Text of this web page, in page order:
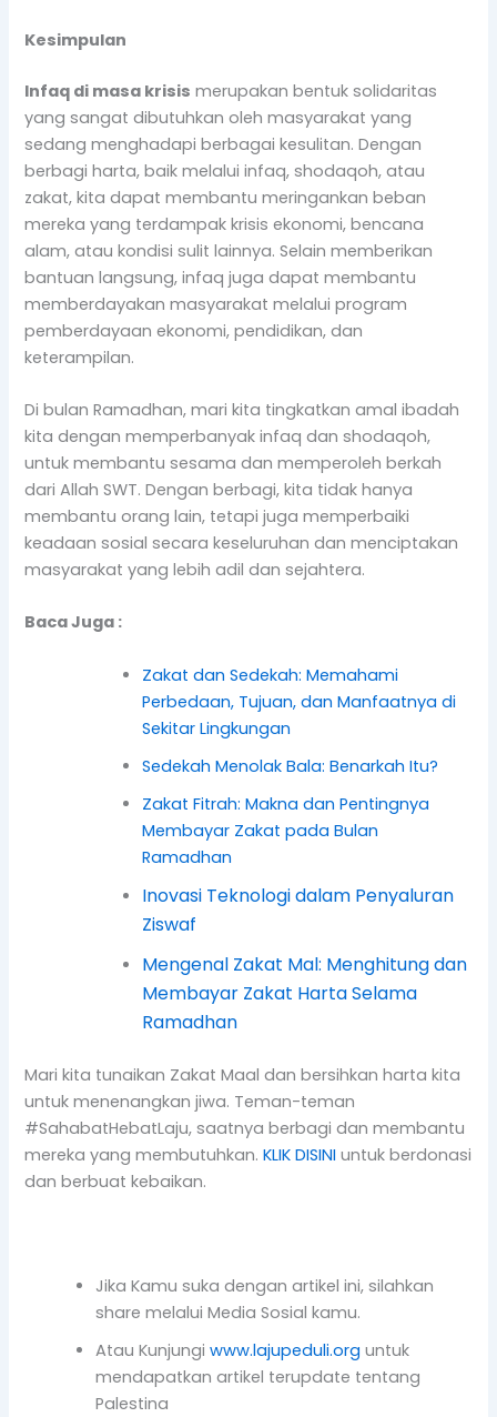
Kesimpulan
Infaq di masa krisis merupakan bentuk solidaritas
yang sangat dibutuhkan oleh masyarakat yang
sedang menghadapi berbagai kesulitan. Dengan
berbagi harta, baik melalui infaq, shodaqoh, atau
zakat, kita dapat membantu meringankan beban
mereka yang terdampak krisis ekonomi, bencana
alam, atau kondisi sulit lainnya. Selain memberikan
bantuan langsung, infaq juga dapat membantu
memberdayakan masyarakat melalui program
pemberdayaan ekonomi, pendidikan, dan
keterampilan.
Di bulan Ramadhan, mari kita tingkatkan amal ibadah
kita dengan memperbanyak infaq dan shodaqoh,
untuk membantu sesama dan memperoleh berkah
dari Allah SWT. Dengan berbagi, kita tidak hanya
membantu orang lain, tetapi juga memperbaiki
keadaan sosial secara keseluruhan dan menciptakan
masyarakat yang lebih adil dan sejahtera.
Baca Juga :
Zakat dan Sedekah: Memahami
Perbedaan, Tujuan, dan Manfaatnya di
Sekitar Lingkungan
Sedekah Menolak Bala: Benarkah Itu?
Zakat Fitrah: Makna dan Pentingnya
Membayar Zakat pada Bulan
Ramadhan
Inovasi Teknologi dalam Penyaluran
Ziswaf
Mengenal Zakat Mal: Menghitung dan
Membayar Zakat Harta Selama
Ramadhan
Mari kita tunaikan Zakat Maal dan bersihkan harta kita
untuk menenangkan jiwa. Teman-teman
#SahabatHebatLaju, saatnya berbagi dan membantu
mereka yang membutuhkan.KLIK DISINI untuk berdonasi
dan berbuat kebaikan.
Jika Kamu suka dengan artikel ini, silahkan
share melalui Media Sosial kamu.
Atau Kunjungiwww.lajupeduli.org untuk
mendapatkan artikel terupdate tentang
Palestina